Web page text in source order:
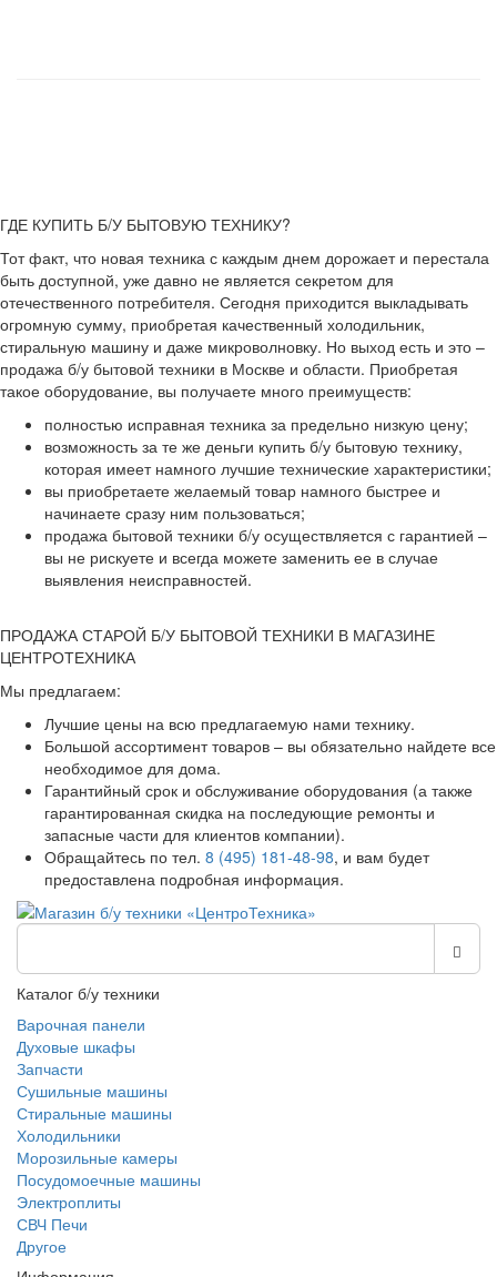
ГДЕ КУПИТЬ Б/У БЫТОВУЮ ТЕХНИКУ?
Тот факт, что новая техника с каждым днем дорожает и перестала
быть доступной, уже давно не является секретом для
отечественного потребителя. Сегодня приходится выкладывать
огромную сумму, приобретая качественный холодильник,
стиральную машину и даже микроволновку. Но выход есть и это –
продажа б/у бытовой техники в Москве и области. Приобретая
такое оборудование, вы получаете много преимуществ:
полностью исправная техника за предельно низкую цену;
возможность за те же деньги купить б/у бытовую технику,
которая имеет намного лучшие технические характеристики;
вы приобретаете желаемый товар намного быстрее и
начинаете сразу ним пользоваться;
продажа бытовой техники б/у осуществляется с гарантией –
вы не рискуете и всегда можете заменить ее в случае
выявления неисправностей.
ПРОДАЖА СТАРОЙ Б/У БЫТОВОЙ ТЕХНИКИ В МАГАЗИНЕ
ЦЕНТРОТЕХНИКА
Мы предлагаем:
Лучшие цены на всю предлагаемую нами технику.
Большой ассортимент товаров – вы обязательно найдете все
необходимое для дома.
Гарантийный срок и обслуживание оборудования (а также
гарантированная скидка на последующие ремонты и
запасные части для клиентов компании).
Обращайтесь по тел. 8 (495) 181-48-98, и вам будет
предоставлена подробная информация.
Каталог б/у техники
Варочная панели
Духовые шкафы
Запчасти
Сушильные машины
Стиральные машины
Холодильники
Морозильные камеры
Посудомоечные машины
Электроплиты
СВЧ Печи
Другое